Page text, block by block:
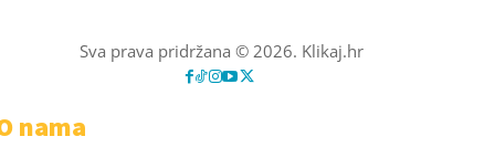
Sva prava pridržana © 2026. Klikaj.hr
nama